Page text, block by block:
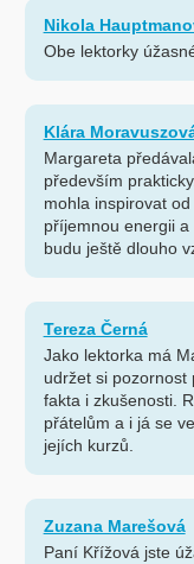
Nikola
Obe lektorky
Klára
Margareta
především
mohla inspirovat
příjemnou energii
budu ještě dlouho
Tereza Černá
Jako lektorka má
udržet si pozornost
fakta i zkušenosti.
přátelům a i já se
jejích kurzů.
Zuzana Marešová
Paní Křížová jste